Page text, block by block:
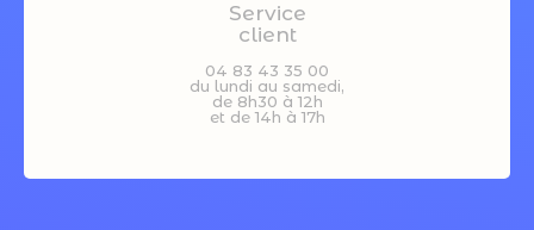
Service
client
04 83 43 35 00
du lundi au samedi,
de 8h30 à 12h
et de 14h à 17h